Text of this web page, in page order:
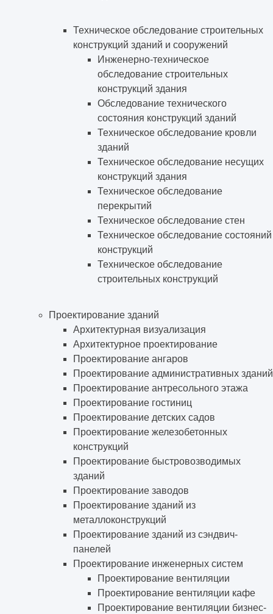
Техническое обследование строительных
конструкций зданий и сооружений
Инженерно-техническое
обследование строительных
конструкций здания
Обследование технического
состояния конструкций зданий
Техническое обследование кровли
зданий
Техническое обследование несущих
конструкций здания
Техническое обследование
перекрытий
Техническое обследование стен
Техническое обследование состояний
конструкций
Техническое обследование
строительных конструкций
Проектирование зданий
Архитектурная визуализация
Архитектурное проектирование
Проектирование ангаров
Проектирование административных зданий
Проектирование антресольного этажа
Проектирование гостиниц
Проектирование детских садов
Проектирование железобетонных
конструкций
Проектирование быстровозводимых
зданий
Проектирование заводов
Проектирование зданий из
металлоконструкций
Проектирование зданий из сэндвич-
панелей
Проектирование инженерных систем
Проектирование вентиляции
Проектирование вентиляции кафе
Проектирование вентиляции бизнес-